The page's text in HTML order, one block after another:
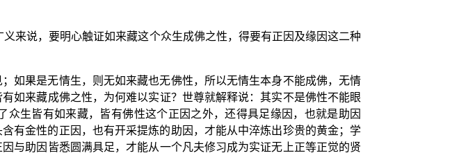
来说，要明心触证如来藏这个众生成佛之性，得要有正因及缘因这二种
如果是无情生，则无如来藏也无佛性，所以无情生本身不能成佛，无情
如来藏成佛之性，为何难以实证？世尊就解释说：其实不是佛性不能眼
生皆有如来藏，皆有佛性这个正因之外，还得具足缘因，也就是助因
金性的正因，也有开采提炼的助因，才能从中淬炼出珍贵的黄金；学
与助因皆悉圆满具足，才能从一个凡夫修习成为实证无上正等正觉的贤